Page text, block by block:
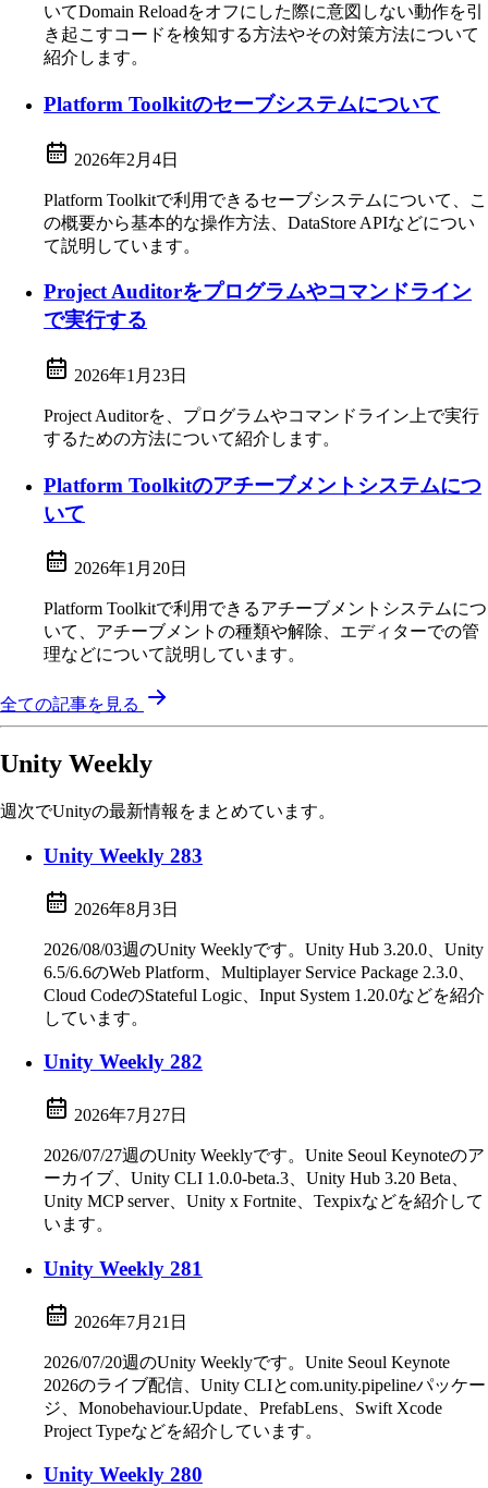
いてDomain Reloadをオフにした際に意図しない動作を引
き起こすコードを検知する方法やその対策方法について
紹介します。
Platform Toolkitのセーブシステムについて
2026年2月4日
Platform Toolkitで利用できるセーブシステムについて、こ
の概要から基本的な操作方法、DataStore APIなどについ
て説明しています。
Project Auditorをプログラムやコマンドライン
で実行する
2026年1月23日
Project Auditorを、プログラムやコマンドライン上で実行
するための方法について紹介します。
Platform Toolkitのアチーブメントシステムにつ
いて
2026年1月20日
Platform Toolkitで利用できるアチーブメントシステムにつ
いて、アチーブメントの種類や解除、エディターでの管
理などについて説明しています。
全ての記事を見る
Unity Weekly
週次でUnityの最新情報をまとめています。
Unity Weekly 283
2026年8月3日
2026/08/03週のUnity Weeklyです。Unity Hub 3.20.0、Unity
6.5/6.6のWeb Platform、Multiplayer Service Package 2.3.0、
Cloud CodeのStateful Logic、Input System 1.20.0などを紹介
しています。
Unity Weekly 282
2026年7月27日
2026/07/27週のUnity Weeklyです。Unite Seoul Keynoteのア
ーカイブ、Unity CLI 1.0.0-beta.3、Unity Hub 3.20 Beta、
Unity MCP server、Unity x Fortnite、Texpixなどを紹介して
います。
Unity Weekly 281
2026年7月21日
2026/07/20週のUnity Weeklyです。Unite Seoul Keynote
2026のライブ配信、Unity CLIとcom.unity.pipelineパッケー
ジ、Monobehaviour.Update、PrefabLens、Swift Xcode
Project Typeなどを紹介しています。
Unity Weekly 280